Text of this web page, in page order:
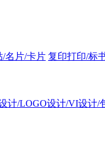
/名片/卡片 复印打印/标
计/LOGO设计/VI设计/